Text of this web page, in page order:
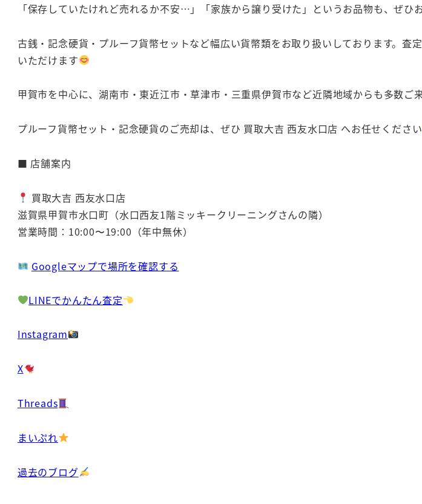
「保存していたけれど売れるか不安…」「家族から譲り受けた」というお品物も、ぜひ
古銭・記念硬貨・プルーフ貨幣セットなど幅広い貨幣類をお取り扱いしております。
いただけます
甲賀市を中心に、湖南市・東近江市・草津市・三重県伊賀市など近隣地域からも多数ご
プルーフ貨幣セット・記念硬貨のご売却は、ぜひ 買取大吉 西友水口店 へお任せください
■ 店舗案内
買取大吉 西友水口店
滋賀県甲賀市水口町（水口西友1階ミッキークリーニングさんの隣）
営業時間：10:00〜19:00（年中無休）
Googleマップで場所を確認する
LINEでかんたん査定
Instagram
X
Threads
まいぷれ
過去のブログ